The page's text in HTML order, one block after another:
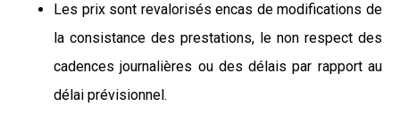
Les prix sont revalorisés encas de modifications de
la consistance des prestations, le non respect des
cadences journalières ou des délais par rapport au
délai prévisionnel.